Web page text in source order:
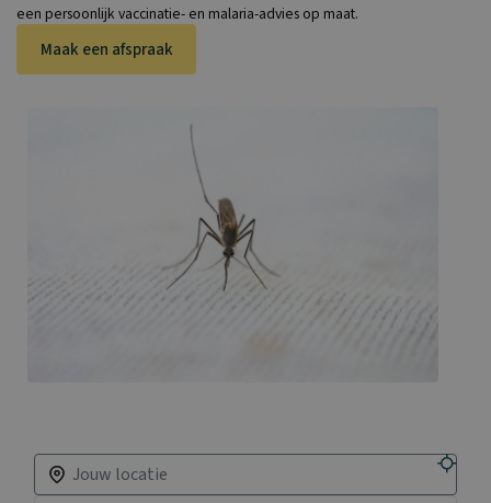
een persoonlijk vaccinatie- en malaria-advies op maat.
Maak een afspraak
Zoek een vaccinatiepunt in de buurt